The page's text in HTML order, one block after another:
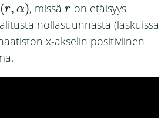
(r, α)
) , missär
r on etäisyys
nollasuunnasta (laskuissa
x-akselin positiviinen